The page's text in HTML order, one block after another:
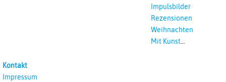
Impulsbilder
Rezensionen
Weihnachten
Mit Kunst
Kontakt
Impressum